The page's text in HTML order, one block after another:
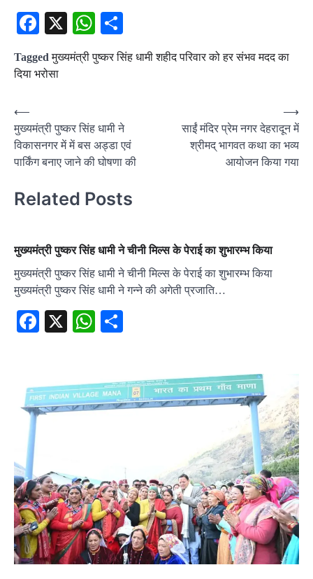
Facebook
X WhatsApp
Taggedमुख्यमंत्री पुष्कर सिंह धामी शहीद परिवार को हर संभव मदद का
दिया भरोसा
Post
navigation
⟵
मुख्यमंत्री पुष्कर सिंह धामी ने
विकासनगर में में बस अड्डा एवं
पार्किंग बनाए जाने की घोषणा की
साईं मंदिर प्रेम नगर देहरादून में
श्रीमद् भागवत कथा का भव्य
आयोजन किया गया
⟶
Related Posts
मुख्यमंत्री पुष्कर सिंह धामी ने चीनी मिल्स के पेराई का शुभारम्भ किया
मुख्यमंत्री पुष्कर सिंह धामी ने चीनी मिल्स के पेराई का शुभारम्भ किया
मुख्यमंत्री पुष्कर सिंह धामी ने गन्ने की अगेती प्रजाति…
Facebook
X WhatsApp